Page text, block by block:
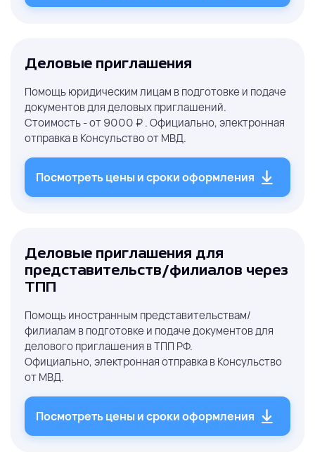
Деловые приглашения
Помощь юридическим лицам в подготовке и подаче
документов для деловых приглашений.
Стоимость -от9000 ₽.Официально, электронная
отправка в Консульство от МВД.
Посмотреть цены и сроки оформления
Деловые приглашения для
представительств/филиалов через
ТПП
Помощь иностранным представительствам/
филиалам в подготовке и подаче документов для
делового приглашения в ТПП РФ.
Официально, электронная отправка в Консульство
от МВД.
Посмотреть цены и сроки оформления